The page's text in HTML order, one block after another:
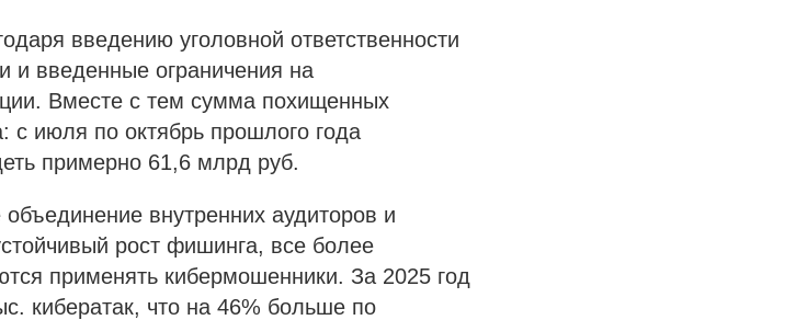
введению уголовной ответственности
и введенные ограничения на
Вместе с тем сумма похищенных
с июля по октябрь прошлого года
примерно 61,6 млрд руб.
внутренних аудиторов и
рост фишинга, все более
применять кибермошенники. За 2025 год
кибератак, что на 46% больше по